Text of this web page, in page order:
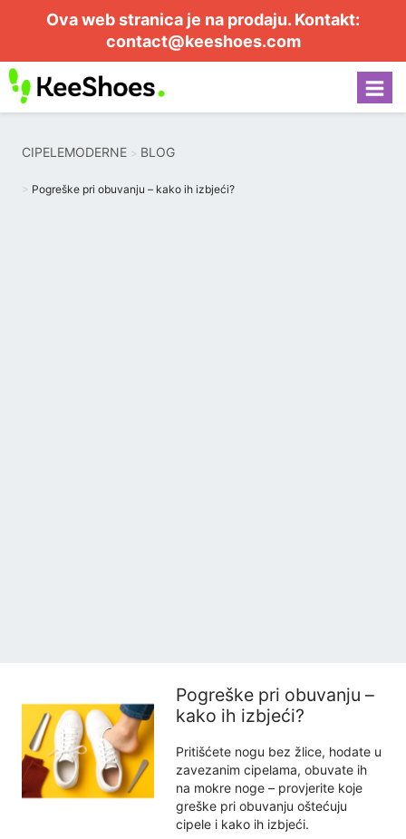
Ova web stranica je na prodaju. Kontakt:
contact@keeshoes.com
CIPELEMODERNE BLOG
Pogreške pri obuvanju – kako ih izbjeći?
Pogreške pri obuvanju –
kako ih izbjeći?
Pritišćete nogu bez žlice, hodate u
zavezanim cipelama, obuvate ih
na mokre noge – provjerite koje
greške pri obuvanju oštećuju
cipele i kako ih izbjeći.